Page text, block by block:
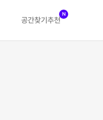
공간찾기 추천
N